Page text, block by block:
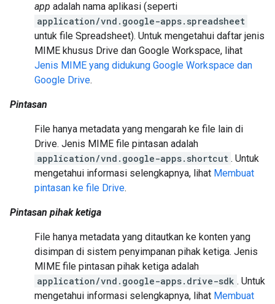
app adalah nama aplikasi (seperti
application/vnd.google-apps.spreadsheet
untuk file Spreadsheet). Untuk mengetahui daftar jenis
MIME khusus Drive dan Google Workspace, lihat
Jenis MIME yang didukung Google Workspace dan
Google Drive.
Pintasan
File hanya metadata yang mengarah ke file lain di
Drive. Jenis MIME file pintasan adalah
application/vnd.google-apps.shortcut . Untuk
mengetahui informasi selengkapnya, lihat Membuat
pintasan ke file Drive.
Pintasan pihak ketiga
File hanya metadata yang ditautkan ke konten yang
disimpan di sistem penyimpanan pihak ketiga. Jenis
MIME file pintasan pihak ketiga adalah
application/vnd.google-apps.drive-sdk . Untuk
mengetahui informasi selengkapnya, lihat Membuat